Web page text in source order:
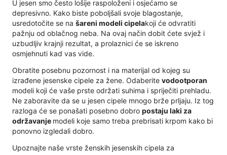
U jesen smo često lošije raspoloženi i osjećamo se
depresivno. Kako biste poboljšali svoje blagostanje,
usredotočite se na šareni modeli cipelakoji će odvratiti
pažnju od oblačnog neba. Na ovaj način dobit ćete svjež i
uzbudljiv krajnji rezultat, a prolaznici će se iskreno
osmjehnuti kad vas vide.
Obratite posebnu pozornost i na materijal od kojeg su
izrađene jesenske cipele za žene. Odaberite vodootporan
modeli koji će vaše prste održati suhima i spriječiti prehladu.
Ne zaboravite da se u jesen cipele mnogo brže prljaju. Iz tog
razloga će se ponašati posebno dobro postaju laki za
održavanje modeli koje samo treba prebrisati krpom kako bi
ponovno izgledali dobro.
Upoznajte naše vrste ženskih jesenskih cipela za